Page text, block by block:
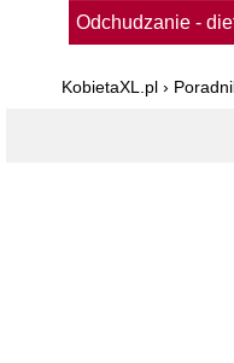
Odchudzanie -
KobietaXL.pl ›